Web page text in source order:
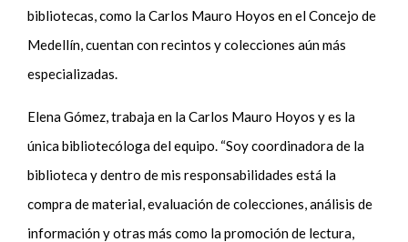
bibliotecas, como la Carlos Mauro Hoyos en el Concejo de
Medellín, cuentan con recintos y colecciones aún más
especializadas.
Elena Gómez, trabaja en la Carlos Mauro Hoyos y es la
única bibliotecóloga del equipo. “Soy coordinadora de la
biblioteca y dentro de mis responsabilidades está la
compra de material, evaluación de colecciones, análisis de
información y otras más como la promoción de lectura,